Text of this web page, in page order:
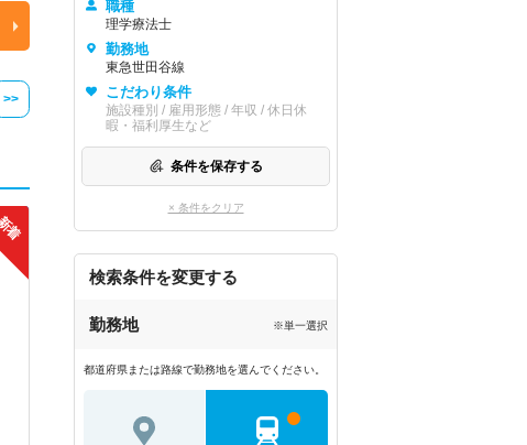
>>
職種
理学療法士
勤務地
東急世田谷線
こだわり条件
施設種別 / 雇用形態 / 年収 / 休日休
暇・福利厚生など
条件を保存する
× 条件をクリア
検索条件を変更する
勤務地 ※単一選択
都道府県または路線で勤務地を選んでください。